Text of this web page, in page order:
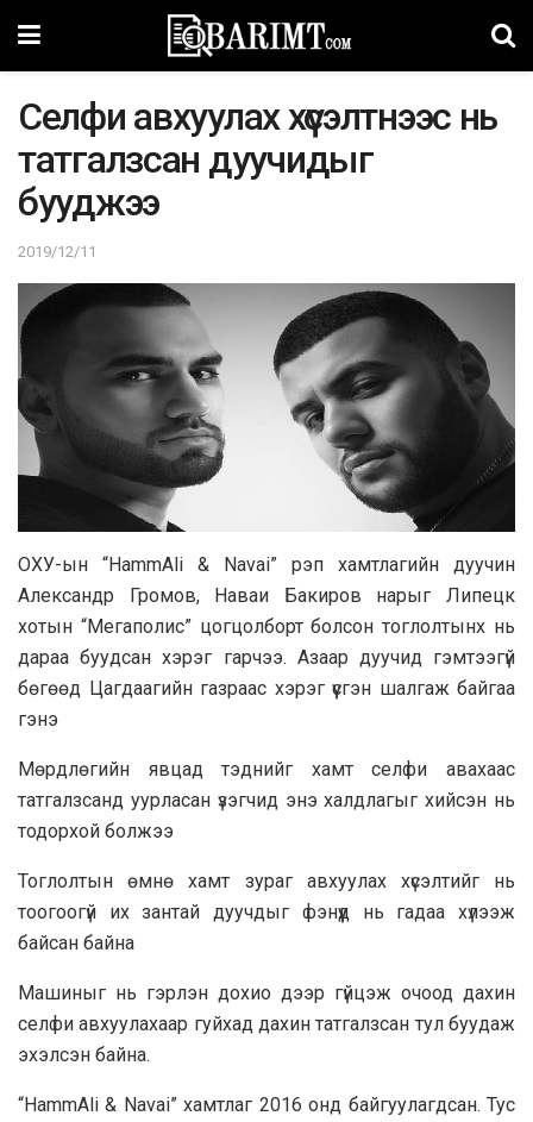
Селфи авхуулах хүсэлтнээс нь
татгалзсан дуучидыг
бууджээ
2019/12/11
ОХУ-ын “HammAli & Navai” рэп хамтлагийн дуучин
Александр Громов, Наваи Бакиров нарыг Липецк
хотын “Мегаполис” цогцолборт болсон тоглолтынх нь
дараа буудсан хэрэг гарчээ. Азаар дуучид гэмтээгүй
бөгөөд Цагдаагийн газраас хэрэг үүсгэн шалгаж байгаа
гэнэ
Мөрдлөгийн явцад тэднийг хамт селфи авахаас
татгалзсанд уурласан үзэгчид энэ халдлагыг хийсэн нь
тодорхой болжээ
Тоглолтын өмнө хамт зураг авхуулах хүсэлтийг нь
тоогоогүй их зантай дуучдыг фэнүүд нь гадаа хүлээж
байсан байна
Машиныг нь гэрлэн дохио дээр гүйцэж очоод дахин
селфи авхуулахаар гуйхад дахин татгалзсан тул буудаж
эхэлсэн байна.
“HammAli & Navai” хамтлаг 2016 онд байгуулагдсан. Тус